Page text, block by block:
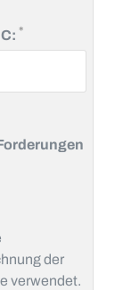
*Pflichtfeld
der
verwendet.